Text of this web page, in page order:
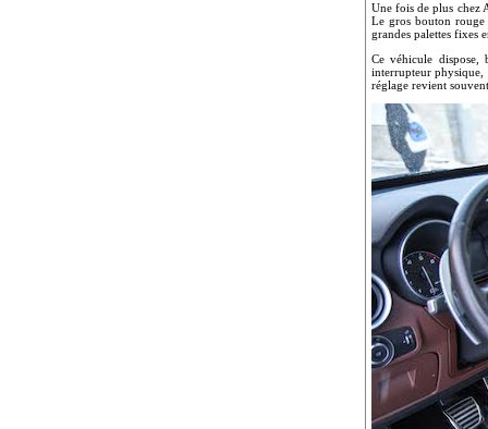
Une fois de plus chez
Le gros bouton rouge
grandes palettes fixes
Ce véhicule dispose,
interrupteur physique,
réglage revient